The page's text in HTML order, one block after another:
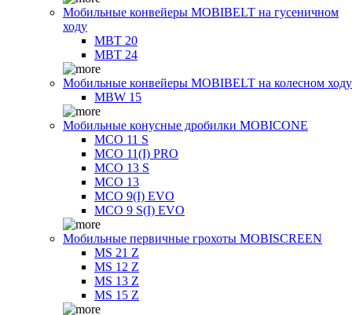
Мобильные конвейеры MOBIBELT на гусеничном
ходу
MBT 20
MBT 24
Мобильные конвейеры MOBIBELT на колесном ходу
MBW 15
Мобильные конусные дробилки MOBICONE
MCO 11 S
MCO 11(I) PRO
MCO 13 S
MCO 13
MCO 9(I) EVO
MCO 9 S(I) EVO
Мобильные первичные грохоты MOBISCREEN
MS 21 Z
MS 12 Z
MS 13 Z
MS 15 Z